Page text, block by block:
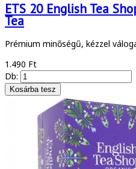
ETS 20 English Tea
Tea
Prémium minőségű, kézzel
1.490 Ft
Db: